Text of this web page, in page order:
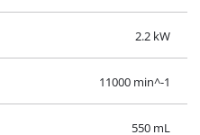
2.2 kW
11000 min^-1
550 mL